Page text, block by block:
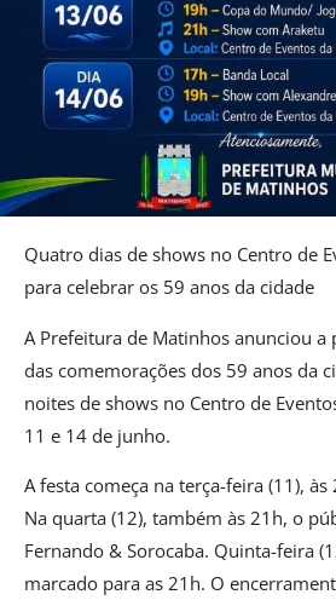
Quatro dias de shows no Centro de
para celebrar os 59 anos da cidade
A Prefeitura de Matinhos anunciou a
das comemorações dos 59 anos da
noites de shows no Centro de
11 e 14 de junho.
A festa começa na terça-feira (11),
Na quarta (12), também às 21h, o
Fernando & Sorocaba. Quinta-feira
marcado para as 21h. O